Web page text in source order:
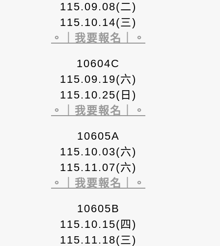
115.09.08(二)
115.10.14(三)
。｜我要報名｜。
10604C
115.09.19(六)
115.10.25(日)
。｜我要報名｜。
10605A
115.10.03(六)
115.11.07(六)
。｜我要報名｜。
10605B
115.10.15(四)
115.11.18(三)